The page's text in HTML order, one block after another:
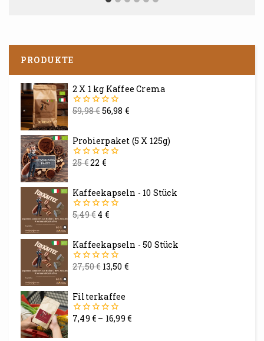
PRODUKTE
2 X 1 kg Kaffee Crema
0
59,98€56,98 €
Probierpaket (5 X 125g)
0
25€22 €
Kaffeekapseln - 10 Stück
0
5,49€4 €
Kaffeekapseln - 50 Stück
0
27,50€ 13,50 €
Filterkaffee
0
7,49 € – 16,99€